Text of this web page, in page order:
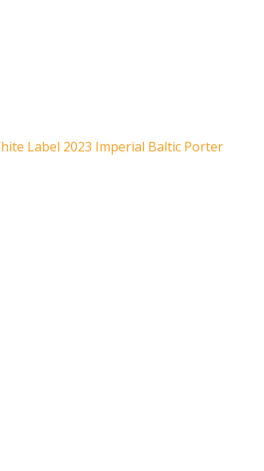
Label 2023 Imperial Baltic Porter